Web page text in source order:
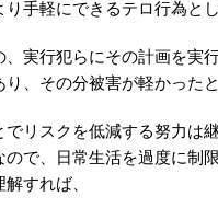
手軽にできるテロ行為と
実行犯らにその計画を実行
、その分被害が軽かった
リスクを低減する努力は継
で、日常生活を過度に制
すれば、